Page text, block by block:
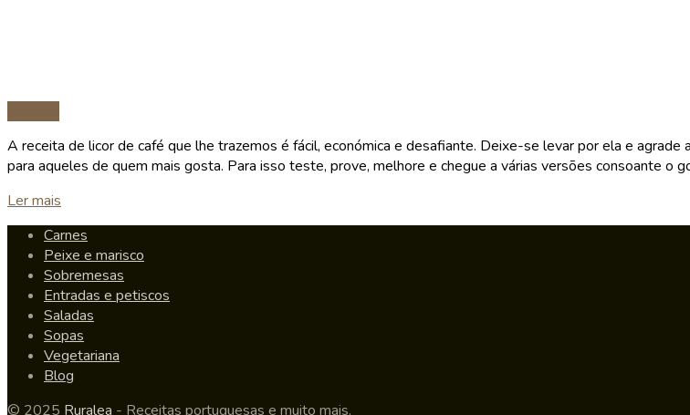
A receita de licor de café que lhe trazemos é fácil, económica e desafiante. Deixe-se levar por ela e
para aqueles de quem mais gosta. Para isso teste, prove, melhore e chegue a várias versões consoante o
Ler mais
Carnes
Peixe e marisco
Sobremesas
Entradas e petiscos
Saladas
Sopas
Vegetariana
Blog
© 2025 Ruralea - Receitas portuguesas e muito mais.